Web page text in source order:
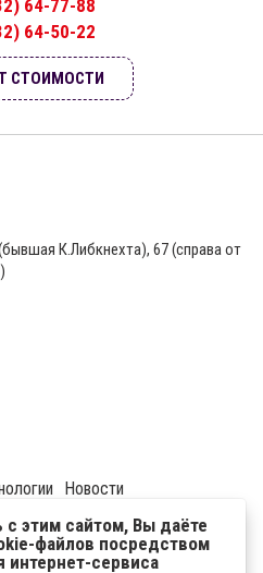
64-77-88
64-50-22
СТОИМОСТИ
К.Либкнехта), 67 (справа от
Новости
и доставка Контакты
данных пользователей
этим сайтом, Вы даёте
файлов посредством
интернет-сервиса